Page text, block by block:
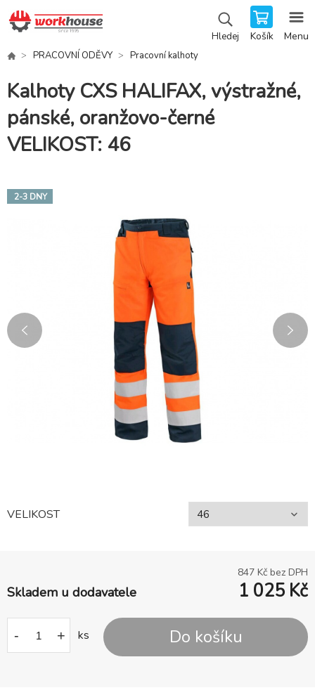
Hledej Košík Menu
PRACOVNÍ ODĚVY Pracovní kalhoty
Kalhoty CXS HALIFAX, výstražné,
pánské, oranžovo-černé
VELIKOST: 46
2-3 DNY
VELIKOST
847 Kč bez DPH
Skladem u dodavatele 1 025 Kč
- + ks Do košíku